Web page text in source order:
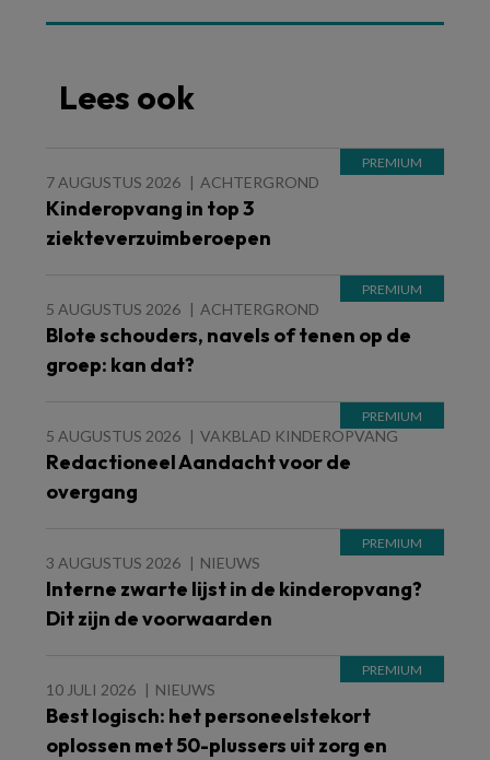
Lees ook
7 AUGUSTUS 2026 ACHTERGROND
Kinderopvang in top 3
ziekteverzuimberoepen
5 AUGUSTUS 2026 ACHTERGROND
Blote schouders, navels of tenen op de
groep: kan dat?
5 AUGUSTUS 2026 VAKBLAD KINDEROPVANG
Redactioneel Aandacht voor de
overgang
3 AUGUSTUS 2026 NIEUWS
Interne zwarte lijst in de kinderopvang?
Dit zijn de voorwaarden
10 JULI 2026 NIEUWS
Best logisch: het personeelstekort
oplossen met 50-plussers uit zorg en